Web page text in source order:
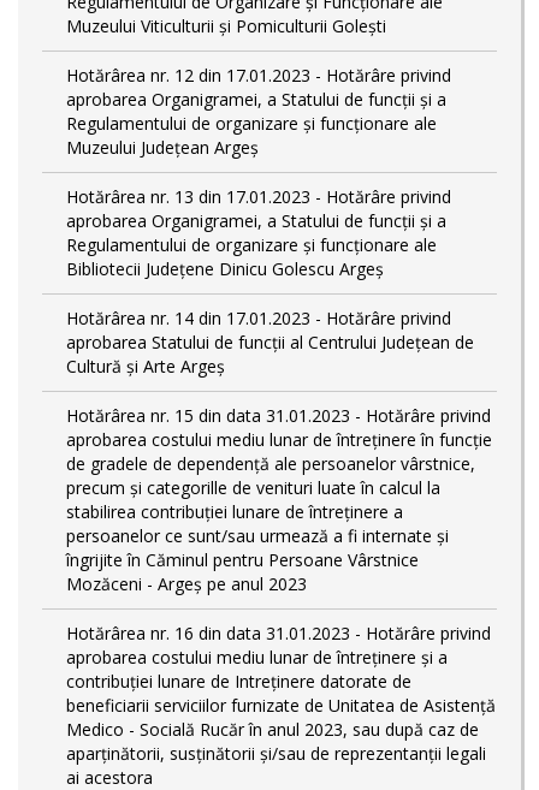
Muzeului Viticulturii și Pomiculturii Golești
Hotărârea nr. 12 din 17.01.2023 - Hotărâre privind
aprobarea Organigramei, a Statului de funcții și a
Regulamentului de organizare și funcționare ale
Muzeului Județean Argeș
Hotărârea nr. 13 din 17.01.2023 - Hotărâre privind
aprobarea Organigramei, a Statului de funcții și a
Regulamentului de organizare și funcționare ale
Bibliotecii Județene Dinicu Golescu Argeș
Hotărârea nr. 14 din 17.01.2023 - Hotărâre privind
aprobarea Statului de funcţii al Centrului Județean de
Cultură și Arte Argeș
Hotărârea nr. 15 din data 31.01.2023 - Hotărâre privind
aprobarea costului mediu lunar de întreţinere în funcţie
de gradele de dependenţă ale persoanelor vârstnice,
precum şi categorille de venituri luate în calcul la
stabilirea contribuţiei lunare de întreţinere a
persoanelor ce sunt/sau urmează a fi internate şi
îngrijite în Căminul pentru Persoane Vârstnice
Mozăceni - Argeş pe anul 2023
Hotărârea nr. 16 din data 31.01.2023 - Hotărâre privind
aprobarea costului mediu lunar de întreţinere şi a
contribuţiei lunare de Intreţinere datorate de
beneficiarii serviciilor furnizate de Unitatea de Asistenţă
Medico - Socială Rucăr în anul 2023, sau după caz de
aparţinătorii, susţinătorii şi/sau de reprezentanţii legali
ai acestora